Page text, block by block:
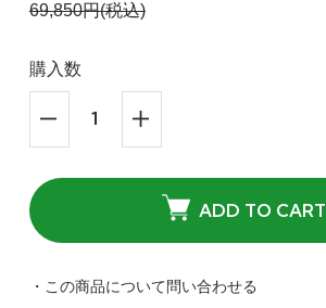
69,850円(税込)
購入数
ADD TO CART
・この商品について問い合わせる